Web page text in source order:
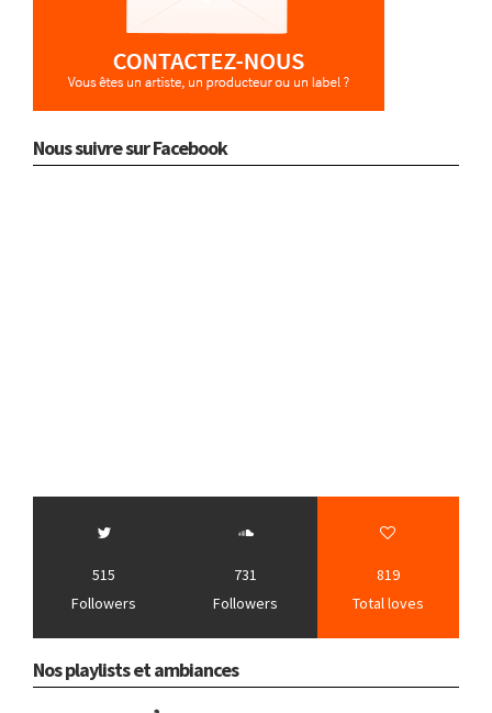
Nous suivre sur Facebook
515
Followers
731
Followers
819
Total loves
Nos playlists et ambiances